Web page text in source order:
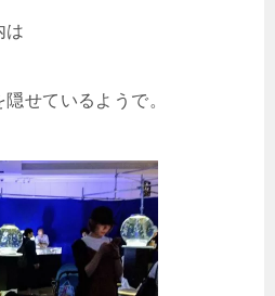
は
せているようで。